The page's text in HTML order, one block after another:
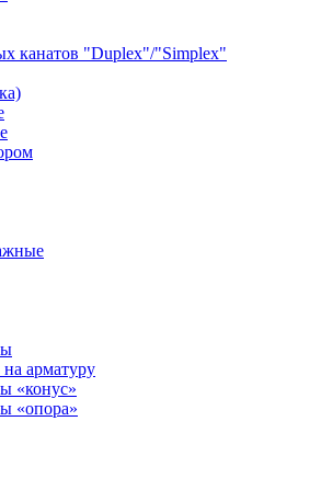
канатов "Duplex"/"Simplex"
арматуру
«конус»
«опора»